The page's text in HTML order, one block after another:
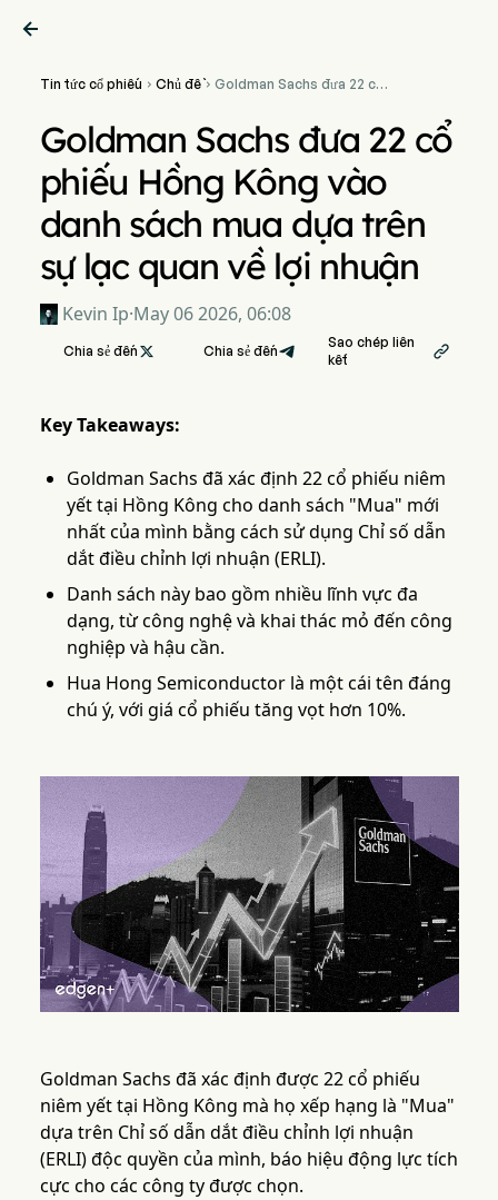

Tin tức cổ phiếu  Chủ đề Goldman Sachs đưa 22 cổ
quan về lợi nhuận
Goldman Sachs đưa 22 cổ
phiếu Hồng Kông vào
danh sách mua dựa trên
sự lạc quan về lợi nhuận
Kevin Ip·May 06 2026, 06:08
Chia sẻ đến  Chia sẻ đến
Sao chép liên
kết

Key Takeaways:
Goldman Sachs đã xác định 22 cổ phiếu niêm
yết tại Hồng Kông cho danh sách "Mua" mới
nhất của mình bằng cách sử dụng Chỉ số dẫn
dắt điều chỉnh lợi nhuận (ERLI).
Danh sách này bao gồm nhiều lĩnh vực đa
dạng, từ công nghệ và khai thác mỏ đến công
nghiệp và hậu cần.
Hua Hong Semiconductor là một cái tên đáng
chú ý, với giá cổ phiếu tăng vọt hơn 10%.
Goldman Sachs đã xác định được 22 cổ phiếu
niêm yết tại Hồng Kông mà họ xếp hạng là "Mua"
dựa trên Chỉ số dẫn dắt điều chỉnh lợi nhuận
(ERLI) độc quyền của mình, báo hiệu động lực tích
cực cho các công ty được chọn.